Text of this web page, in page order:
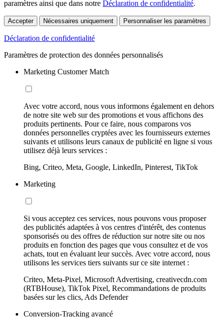
paramètres ainsi que dans notre Déclaration de confidentialité.
Accepter Nécessaires uniquement Personnaliser les paramètres
Déclaration de confidentialité
Paramètres de protection des données personnalisés
Marketing Customer Match
Avec votre accord, nous vous informons également en dehors
de notre site web sur des promotions et vous affichons des
produits pertinents. Pour ce faire, nous comparons vos
données personnelles cryptées avec les fournisseurs externes
suivants et utilisons leurs canaux de publicité en ligne si vous
utilisez déjà leurs services :
Bing, Criteo, Meta, Google, LinkedIn, Pinterest, TikTok
Marketing
Si vous acceptez ces services, nous pouvons vous proposer
des publicités adaptées à vos centres d'intérêt, des contenus
sponsorisés ou des offres de réduction sur notre site ou nos
produits en fonction des pages que vous consultez et de vos
achats, tout en évaluant leur succès. Avec votre accord, nous
utilisons les services tiers suivants sur ce site internet :
Criteo, Meta-Pixel, Microsoft Advertising, creativecdn.com
(RTBHouse), TikTok Pixel, Recommandations de produits
basées sur les clics, Ads Defender
Conversion-Tracking avancé